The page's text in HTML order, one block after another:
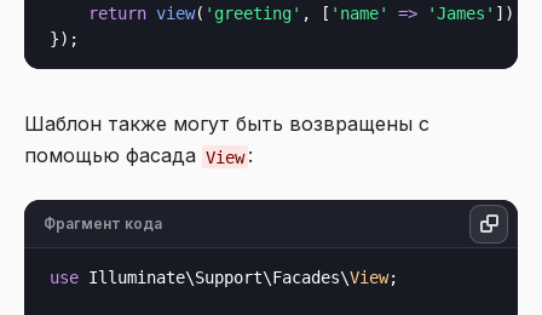
return view( 'greeting' , [ 'name' => 'James' ]);
Шаблон также могут быть возвращены с
помощью фасада View :
Фрагмент кода
use Illuminate\Support\Facades\View;